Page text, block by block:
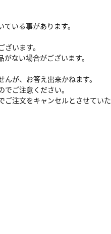
いる事があります。
います。
ない場合がございます。
が、お答え出来かねます。
ご注意ください。
注文をキャンセルとさせていた